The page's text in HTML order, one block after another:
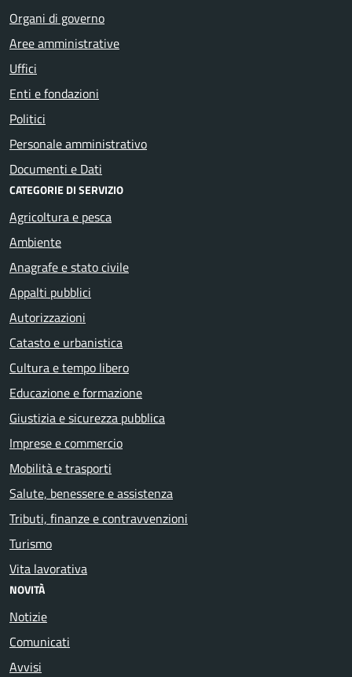
Organi di governo
Aree amministrative
Uffici
Enti e fondazioni
Politici
Personale amministrativo
Documenti e Dati
CATEGORIE DI SERVIZIO
Agricoltura e pesca
Ambiente
Anagrafe e stato civile
Appalti pubblici
Autorizzazioni
Catasto e urbanistica
Cultura e tempo libero
Educazione e formazione
Giustizia e sicurezza pubblica
Imprese e commercio
Mobilità e trasporti
Salute, benessere e assistenza
Tributi, finanze e contravvenzioni
Turismo
Vita lavorativa
NOVITÀ
Notizie
Comunicati
Avvisi